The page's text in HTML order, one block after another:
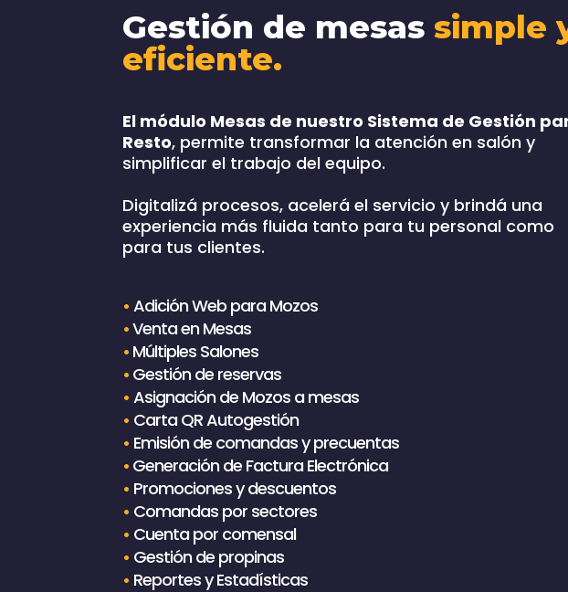
Gestión de mesassimple
eficiente.
El módulo Mesas de nuestro Sistema de Gestión
Resto, permite transformar la atención en salón y
simplificar el trabajo del equipo.
Digitalizá procesos, acelerá el servicio y brindá una
experiencia más fluida tanto para tu personal como
para tus clientes.
• Adición Web para Mozos
•Venta en Mesas
• Múltiples Salones
• Gestión de reservas
• Asignación de Mozos a mesas
• Carta QR Autogestión
• Emisión de comandas y precuentas
• Generación de Factura Electrónica
• Promociones y descuentos
• Comandas por sectores
• Cuenta por comensal
• Gestión de propinas
• Reportes y Estadísticas